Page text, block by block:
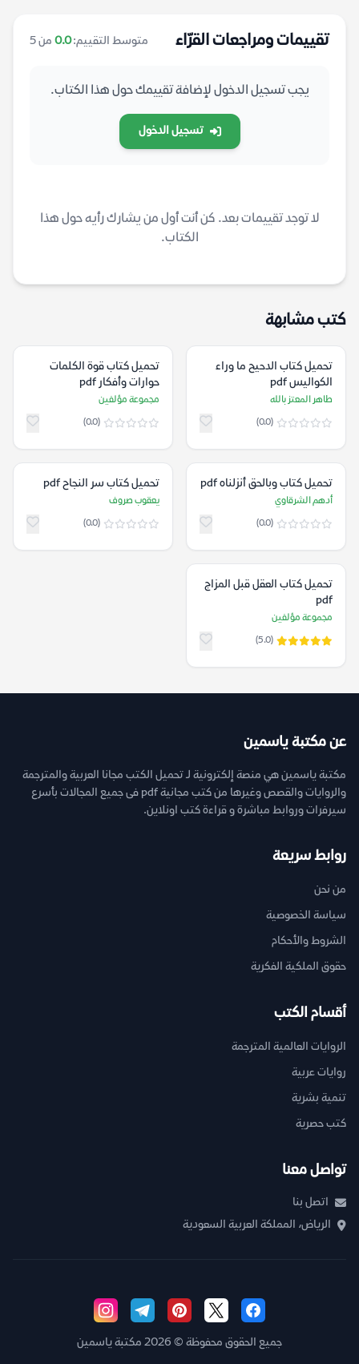
تقييمات ومراجعات القرّاء متوسط التقييم:0.0 من 5
يجب تسجيل الدخول لإضافة تقييمك حول هذا الكتاب.
تسجيل الدخول
لا توجد تقييمات بعد. كن أنت أول من يشارك رأيه حول هذا
الكتاب.
كتب مشابهة
تحميل كتاب الدحيح ما وراء
الكواليس pdf
طاهر المعتز بالله
(0.0)
تحميل كتاب قوة الكلمات
حوارات وأفكار pdf
مجموعة مؤلفين
(0.0)
تحميل كتاب وبالحق أنزلناه pdf
أدهم الشرقاوي
(0.0)
تحميل كتاب سر النجاح pdf
يعقوب صروف
(0.0)
تحميل كتاب العقل قبل المزاج
pdf
مجموعة مؤلفين
(5.0)
عن مكتبة ياسمين
مكتبة ياسمين هي منصة إلكترونية لـ تحميل الكتب مجانا العربية والمترجمة
والروايات والقصص وغيرها من كتب مجانية pdf فى جميع المجالات بأسرع
سيرفرات وروابط مباشرة و قراءة كتب اونلاين.
روابط سريعة
من نحن
سياسة الخصوصية
الشروط والأحكام
حقوق الملكية الفكرية
أقسام الكتب
الروايات العالمية المترجمة
روايات عربية
تنمية بشرية
كتب حصرية
تواصل معنا
اتصل بنا
الرياض، المملكة العربية السعودية
جميع الحقوق محفوظة © 2026 مكتبة ياسمين